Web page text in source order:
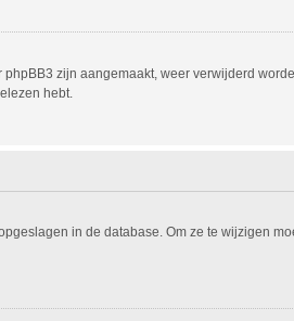
zijn aangemaakt, weer verwijderd
hebt.
in de database. Om ze te wijzigen